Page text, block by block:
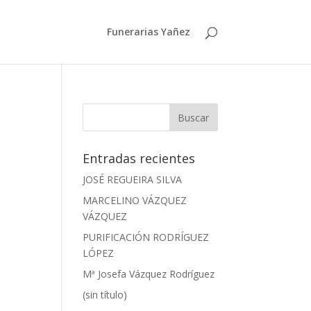
Funerarias Yañez
Entradas recientes
JOSÉ REGUEIRA SILVA
MARCELINO VÁZQUEZ
VÁZQUEZ
PURIFICACIÓN RODRÍGUEZ
LÓPEZ
Mª Josefa Vázquez Rodríguez
(sin título)